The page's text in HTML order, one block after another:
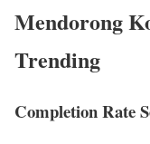
Mendorong
Trending
Completion Rate